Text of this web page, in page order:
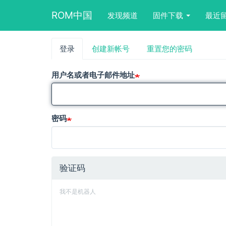
ROM中国
Main
navigation
发现频道 固件下载 最近
User
account
menu
Search
form
block
主
标
登录
标
签）
创建新帐号 重置您的密码
用户名或者电子邮件地址
密码
验证码
我不是机器人